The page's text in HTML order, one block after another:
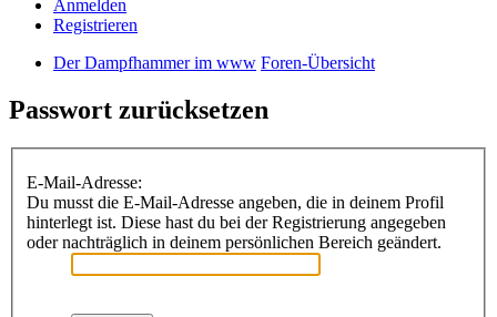
Anmelden
Registrieren
Der Dampfhammer im www Foren-Übersicht
Passwort zurücksetzen
E-Mail-Adresse:
Du musst die E-Mail-Adresse angeben, die in deinem Profil
hinterlegt ist. Diese hast du bei der Registrierung angegeben
oder nachträglich in deinem persönlichen Bereich geändert.